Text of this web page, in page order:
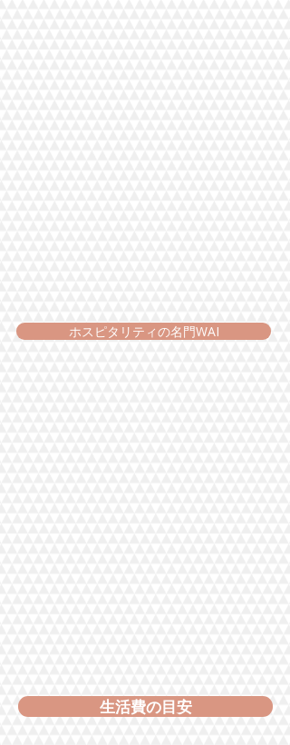
ホスピタリティの名門WAI
生活費の目安